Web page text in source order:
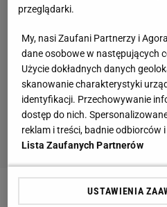
Zobacz wideoJakim golfistą
przeglądarki.
My, nasi Zaufani Partnerzy i
dane osobowe w następujących
Użycie dokładnych danych
skanowanie charakterystyki
identyfikacji. Przechowywanie
dostęp do nich.
reklam i treści, badnie odbiorców
Lista Zaufanych Partnerów
USTAWIENIA